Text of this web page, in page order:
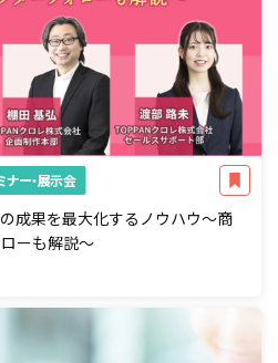
ナー・展示会
成果を最大化するノウハウ～商
ーも解説～